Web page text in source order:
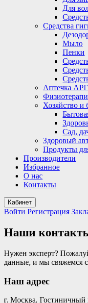
Для
Средства
Мыло
Пенки
Аптечка
Хозяйство и
Сад,
Здоровый
Продукты
Производители
Избранное
О нас
Контакты
Кабинет
Войти Регистрация
Наши
Нужен эксперт?
данные, и мы свяжемся
Наш адрес
г. Москва, Гостиничный